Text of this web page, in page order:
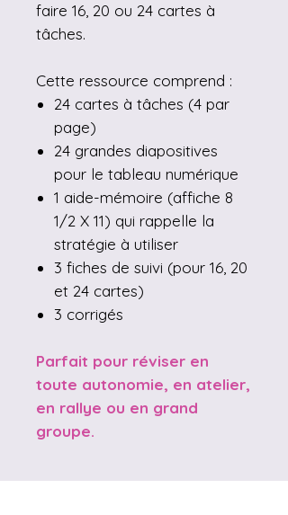
faire 16, 20 ou 24 cartes à
tâches.
Cette ressource comprend :
24 cartes à tâches (4 par
page)
24 grandes diapositives
pour le tableau numérique
1 aide-mémoire (affiche 8
1/2 X 11) qui rappelle la
stratégie à utiliser
3 fiches de suivi (pour 16, 20
et 24 cartes)
3 corrigés
Parfait pour réviser en
toute autonomie, en atelier,
en rallye ou en grand
groupe.